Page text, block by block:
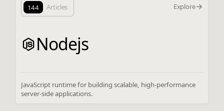
144 Articles Explore
Nodejs
JavaScript runtime for building scalable, high-performance
server-side applications.